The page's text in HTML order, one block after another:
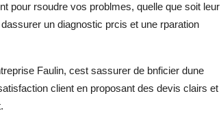
pour rsoudre vos problmes, quelle que soit leur
un diagnostic prcis et une rparation
Faulin, cest sassurer de bnficier dune
client en proposant des devis clairs et